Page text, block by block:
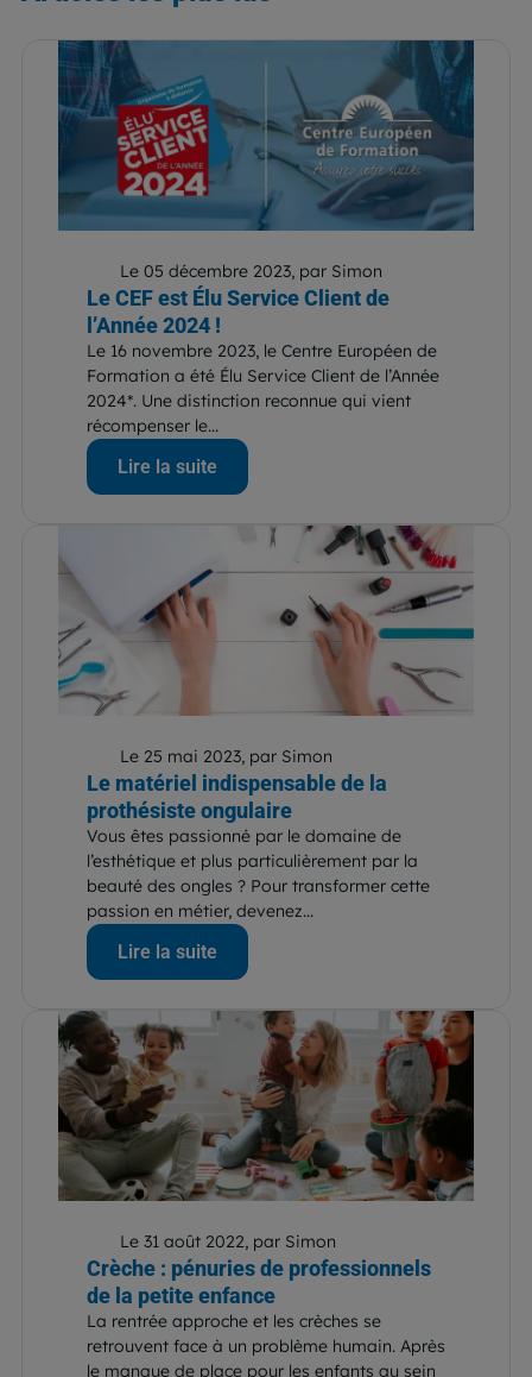
Le 05 décembre 2023, par Simon
Le CEF est Élu Service Client de
l’Année 2024 !
Le 16 novembre 2023, le Centre Européen de
Formation a été Élu Service Client de l’Année
2024*. Une distinction reconnue qui vient
récompenser le...
Lire la suite
Le 25 mai 2023, par Simon
Le matériel indispensable de la
prothésiste ongulaire
Vous êtes passionné par le domaine de
l’esthétique et plus particulièrement par la
beauté des ongles ? Pour transformer cette
passion en métier, devenez...
Lire la suite
Le 31 août 2022, par Simon
Crèche : pénuries de professionnels
de la petite enfance
La rentrée approche et les crèches se
retrouvent face à un problème humain. Après
le manque de place pour les enfants au sein